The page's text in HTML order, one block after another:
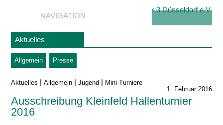
NAVIGATION
Aktuelles
Allgemein Presse
Aktuelles |Allgemein |Jugend | Mini-Turniere
1. Februar 2016
Ausschreibung Kleinfeld Hallenturnier
2016